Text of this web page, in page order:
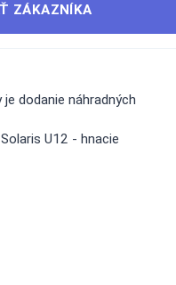
ZÁKAZNÍKA
dodanie náhradných
U12 - hnacie